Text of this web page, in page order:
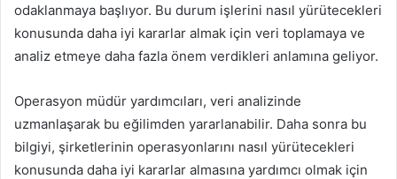
odaklanmaya başlıyor. Bu durum işlerini nasıl yürütecekleri
konusunda daha iyi kararlar almak için veri toplamaya ve
analiz etmeye daha fazla önem verdikleri anlamına geliyor.
Operasyon müdür yardımcıları, veri analizinde
uzmanlaşarak bu eğilimden yararlanabilir. Daha sonra bu
bilgiyi, şirketlerinin operasyonlarını nasıl yürütecekleri
konusunda daha iyi kararlar almasına yardımcı olmak için